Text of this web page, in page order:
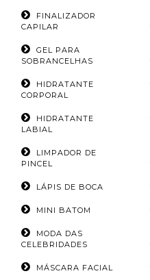
FINALIZADOR
CAPILAR
GEL PARA
SOBRANCELHAS
HIDRATANTE
CORPORAL
HIDRATANTE
LABIAL
LIMPADOR DE
PINCEL
LÁPIS DE BOCA
MINI BATOM
MODA DAS
CELEBRIDADES
MÁSCARA FACIAL